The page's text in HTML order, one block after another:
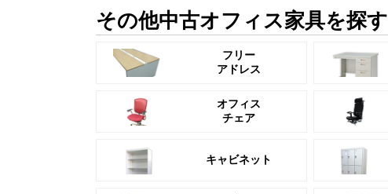
その他中古オフィス家具を探す
フリー
アドレス
オフィス
チェア
キャビネット